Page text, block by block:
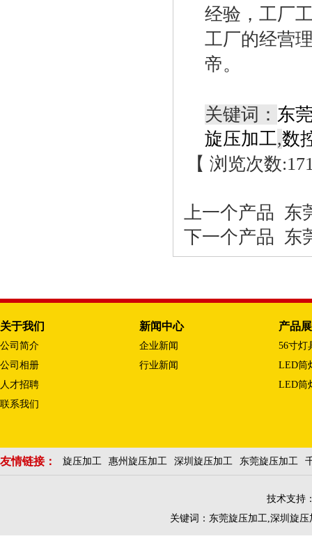
经验，工厂
工厂的经营
帝。
关键词： 东
旋压加工,数
【 浏览次数:
上一个产品 东
下一个产品 东
关于我们
公司简介
公司相册
人才招聘
联系我们
新闻中心
企业新闻
行业新闻
产品
56寸灯
LED筒
LED筒
友情链接： 旋压加工 惠州旋压加工 深圳旋压加工 东莞旋压加工
技术支持
关键词： 东莞旋压加工,深圳旋压